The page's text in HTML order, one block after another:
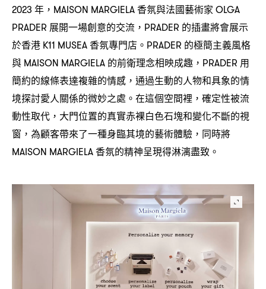
2023 年 ，MAISON MARGIELA香氛與法國藝術家 OLGA
PRADER 展開一場創意的交流 ，PRADER 的插畫將會展示
於香港 K11 MUSEA香氛專門店。 PRADER 的極簡主義風格
與 MAISON MARGIELA 的前衛理念相映成趣 ，PRADER 用
簡約的線條表達複雜的情感 ， 通過生動的人物和具象的情
境探討愛人關係的微妙之處。在這個空間裡 ， 確定性被流
動性取代 ， 大門位置的真實赤裸白色石塊和變化不斷的視
窗 ， 為顧客帶來了一種身臨其境的藝術體驗 ， 同時將
MAISON MARGIELA香氛的精神呈現得淋漓盡致。